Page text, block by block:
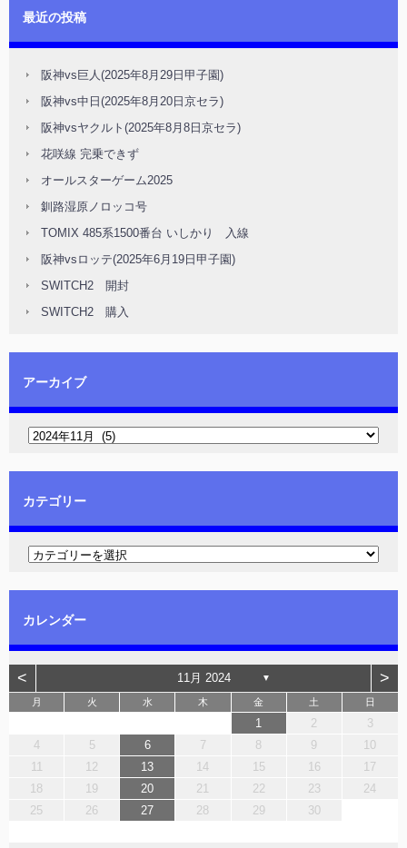
最近の投稿
阪神vs巨人(2025年8月29日甲子園)
阪神vs中日(2025年8月20日京セラ)
阪神vsヤクルト(2025年8月8日京セラ)
花咲線 完乗できず
オールスターゲーム2025
釧路湿原ノロッコ号
TOMIX 485系1500番台 いしかり 入線
阪神vsロッテ(2025年6月19日甲子園)
SWITCH2 開封
SWITCH2 購入
アーカイブ
カテゴリー
カレンダー
< 11月 2024 ▼ >
月 火 水 木 金 土 日
1 2
3
4
5 6 7 8 9
10
11
12 13 14 15 16
17
18
19 20 21 22 23
24
25
26 27 28 29 30